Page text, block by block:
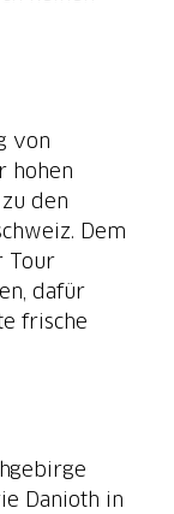
von
hohen
den
Dem
Tour
dafür
frische
Danioth in